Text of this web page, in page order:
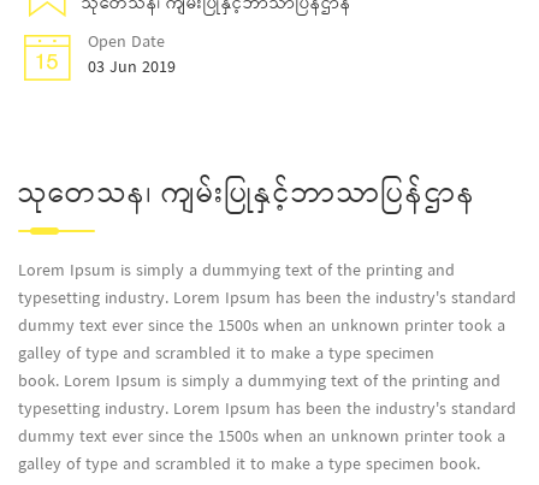
Open Date
03 Jun 2019
သုတေသန၊ ကျမ်းပြုနှင့်ဘာသာပြန်ဌာန
Lorem Ipsum is simply a dummying text of the printing and
typesetting industry. Lorem Ipsum has been the industry's standard
dummy text ever since the 1500s when an unknown printer took a
galley of type and scrambled it to make a type specimen
book. Lorem Ipsum is simply a dummying text of the printing and
typesetting industry. Lorem Ipsum has been the industry's standard
dummy text ever since the 1500s when an unknown printer took a
galley of type and scrambled it to make a type specimen book.